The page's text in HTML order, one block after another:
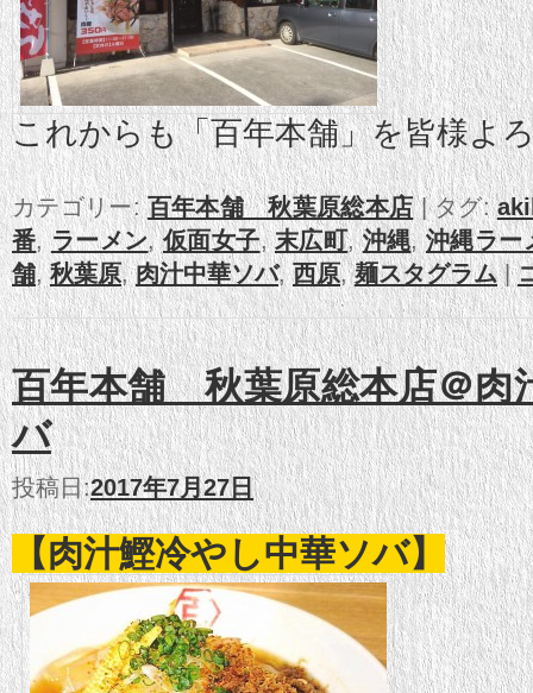
これからも「百年本舗」を皆様よ
カテゴリー: 百年本舗 秋葉原総本店 |タグ:
番,ラーメン,仮面女子,末広町,沖縄,沖縄ラー
舗,秋葉原,肉汁中華ソバ,西原,麺スタグラム |
百年本舗 秋葉原総本店＠肉
バ
投稿日:2017年7月27日
【肉汁鰹冷やし中華ソバ】